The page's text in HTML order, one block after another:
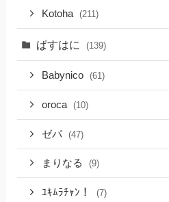
Kotoha (211)
ぱすはに (139)
Babynico (61)
oroca (10)
ゼパ (47)
まりなる (9)
ﾕｷﾑﾗﾁｬﾝ！ (7)